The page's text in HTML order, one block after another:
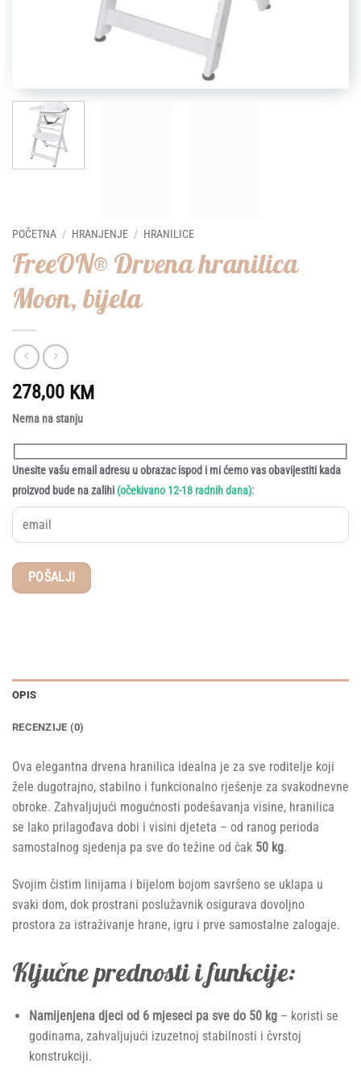
POČETNA / HRANJENJE / HRANILICE
FreeON® Drvena hranilica
Moon, bijela
278,00 KM
Nema na stanju
Unesite vašu email adresu u obrazac ispod i mi ćemo vas obavijestiti kada
proizvod bude na zalihi (očekivano 12-18 radnih dana):
OPIS
RECENZIJE (0)
Ova elegantna drvena hranilica idealna je za sve roditelje koji
žele dugotrajno, stabilno i funkcionalno rješenje za svakodnevne
obroke. Zahvaljujući mogućnosti podešavanja visine, hranilica
se lako prilagođava dobi i visini djeteta – od ranog perioda
samostalnog sjedenja pa sve do težine od čak 50 kg.
Svojim čistim linijama i bijelom bojom savršeno se uklapa u
svaki dom, dok prostrani poslužavnik osigurava dovoljno
prostora za istraživanje hrane, igru i prve samostalne zalogaje.
Ključne prednosti i funkcije:
Namijenjena djeci od 6 mjeseci pa sve do 50 kg– koristi se
godinama, zahvaljujući izuzetnoj stabilnosti i čvrstoj
konstrukciji.